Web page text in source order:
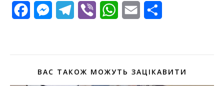
FacebookMessengerTelegram
Viber WhatsApp
Email
ВАС ТАКОЖ МОЖУТЬ ЗАЦІКАВИТИ